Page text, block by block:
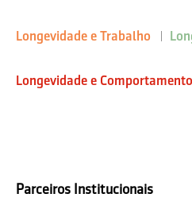
Longevidade e Trabalho
Longevidade e Comportamento
Parceiros Institucionais